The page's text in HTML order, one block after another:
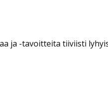
ja -tavoitteita tiiviisti